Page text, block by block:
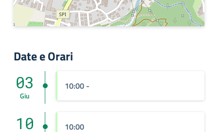
Date e Orari
10:00 -
03
Giu
10:00
10